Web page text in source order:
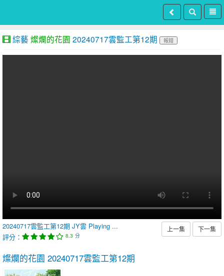
綜藝 燦爛的花園 20240717雲監工第12期 報錯
20240717雲監工第12期 JY雲 Playing ...
評分：
8.3 分
上一集 下一集
燦爛的花園 20240717雲監工第12期